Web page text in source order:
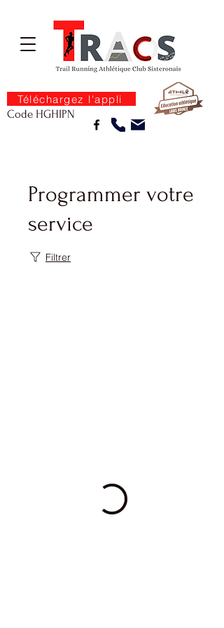
Téléchargez l'appli
Code HGHIPN
Programmer votre
service
Filtrer